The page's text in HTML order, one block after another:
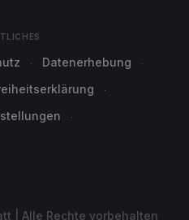
Datenerhebung
| Alle Rechte vorbehalten